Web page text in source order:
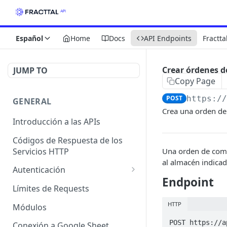
Español Home Docs API Endpoints
JUMP TO
GENERAL
Introducción a las APIs
Códigos de Respuesta de los
Servicios HTTP
Autenticación
OAuth 2.0
Límites de Requests
Módulos
Crear órdenes
Copy Page
POST https://
Crea una orden
Una orden de
al almacén
Endpoint
HTTP
POST https://